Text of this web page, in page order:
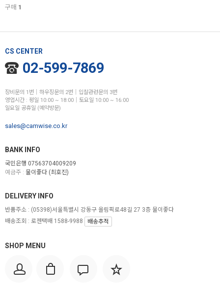
구매 1
CS CENTER
02-599-7869
장비문의 1번│하우징문의 2번│입찰관련문의 3번
영업시간 : 평일 10:00 ~ 18:00│토요일 10:00 ~ 16:00
일요일 공휴일 (예약방문)
sales@camwise.co.kr
BANK INFO
국민은행 07563704009209
예금주 : 물이좋다 (최호진)
SHOP MENU
DELIVERY INFO
반품주소 : (05398)서울특별시 강동구 올림픽로48길 27 3층 물이좋다
배송조회 : 로젠택배 1588-9988
배송추적